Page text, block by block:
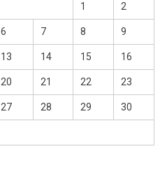
1 2
6 7 8 9
13 14 15 16
20 21 22 23
27 28 29 30